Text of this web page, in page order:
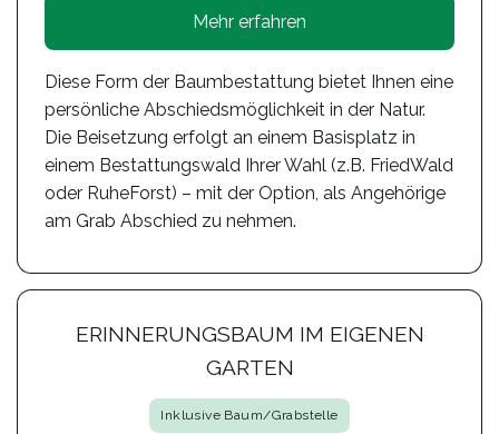
Mehr erfahren
Diese Form der Baumbestattung bietet Ihnen eine
persönliche Abschiedsmöglichkeit in der Natur.
Die Beisetzung erfolgt an einem Basisplatz in
einem Bestattungswald Ihrer Wahl (z.B. FriedWald
oder RuheForst) – mit der Option, als Angehörige
am Grab Abschied zu nehmen.
ERINNERUNGSBAUM IM EIGENEN
GARTEN
Inklusive Baum/Grabstelle